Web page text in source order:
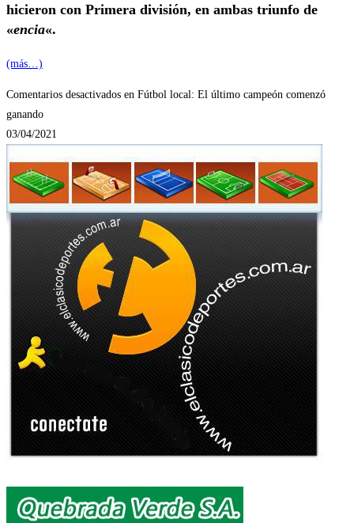
hicieron con Primera división, en ambas triunfo de
«encia«.
(más…)
Comentarios desactivados en Fútbol local: El último campeón comenzó
ganando
03/04/2021